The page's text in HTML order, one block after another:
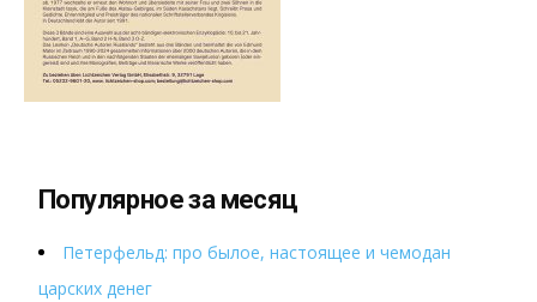
Популярное за месяц
Петерфельд: про былое, настоящее и чемодан
царских денег